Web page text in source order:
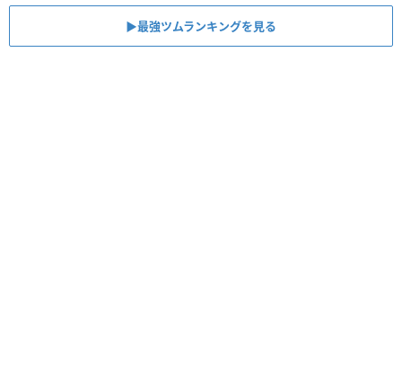
▶最強ツムランキングを見る